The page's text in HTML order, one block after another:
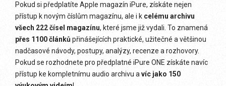
Pokud si předplatíte Apple magazín iPure, získáte nejen
přístup k novým číslům magazínu, ale i k celému archivu
všech 222 čísel magazínu, které jsme již vydali. To znamená
přes 1100 článkůpřinášejících praktické, užitečné a většinou
nadčasové návody, postupy, analýzy, recenze a rozhovory.
Pokud se rozhodnete pro předplatné iPure ONE získáte navíc
přístup ke kompletnímu audio archivu a víc jako 150